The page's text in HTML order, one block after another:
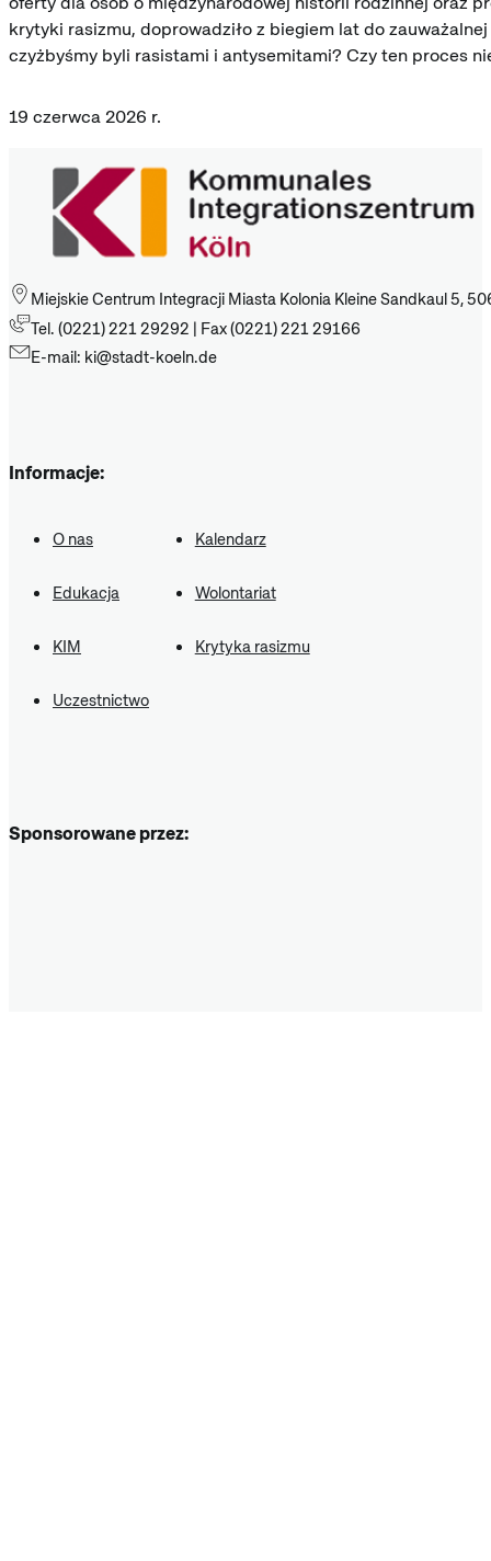
krytyki rasizmu, doprowadziło z biegiem lat do
czyżbyśmy byli rasistami i antysemitami? Czy ten proces
19 czerwca 2026 r.
Miejskie Centrum Integracji Miasta Kolonia Kleine Sandkaul 5,
Tel. (0221) 221 29292 | Fax (0221) 221 29166
E-mail: ki@stadt-koeln.de
Informacje:
O nas Kalendarz
Edukacja Wolontariat
KIM Krytyka rasizmu
Uczestnictwo
Sponsorowane przez: